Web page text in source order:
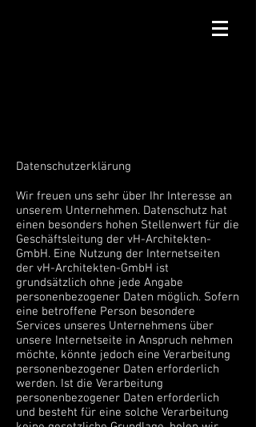
Datenschutzerklärung
Wir freuen uns sehr über Ihr Interesse an
unserem Unternehmen. Datenschutz hat
einen besonders hohen Stellenwert für die
Geschäftsleitung der vH-Architekten-
GmbH. Eine Nutzung der Internetseiten
der vH-Architekten-GmbH ist
grundsätzlich ohne jede Angabe
personenbezogener Daten möglich. Sofern
eine betroffene Person besondere
Services unseres Unternehmens über
unsere Internetseite in Anspruch nehmen
möchte, könnte jedoch eine Verarbeitung
personenbezogener Daten erforderlich
werden. Ist die Verarbeitung
personenbezogener Daten erforderlich
und besteht für eine solche Verarbeitung